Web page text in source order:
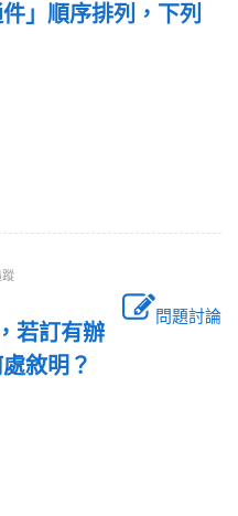
」順序排列，下列
蹤
問題討論
若訂有辦
處敘明？